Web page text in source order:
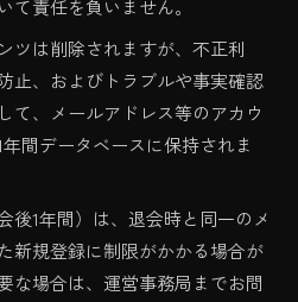
て責任を負いません。
ツは削除されますが、不正利
止、およびトラブルや事実確認
て、メールアドレス等のアカウ
間データベースに保持されま
後1年間）は、退会時と同一のメ
新規登録に制限がかかる場合が
な場合は、運営事務局までお問